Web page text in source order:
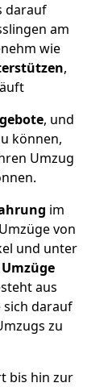
darauf
am
wie
,
, und
können,
Umzug
im
von
und unter
aus
sich darauf
zu
bis hin zur